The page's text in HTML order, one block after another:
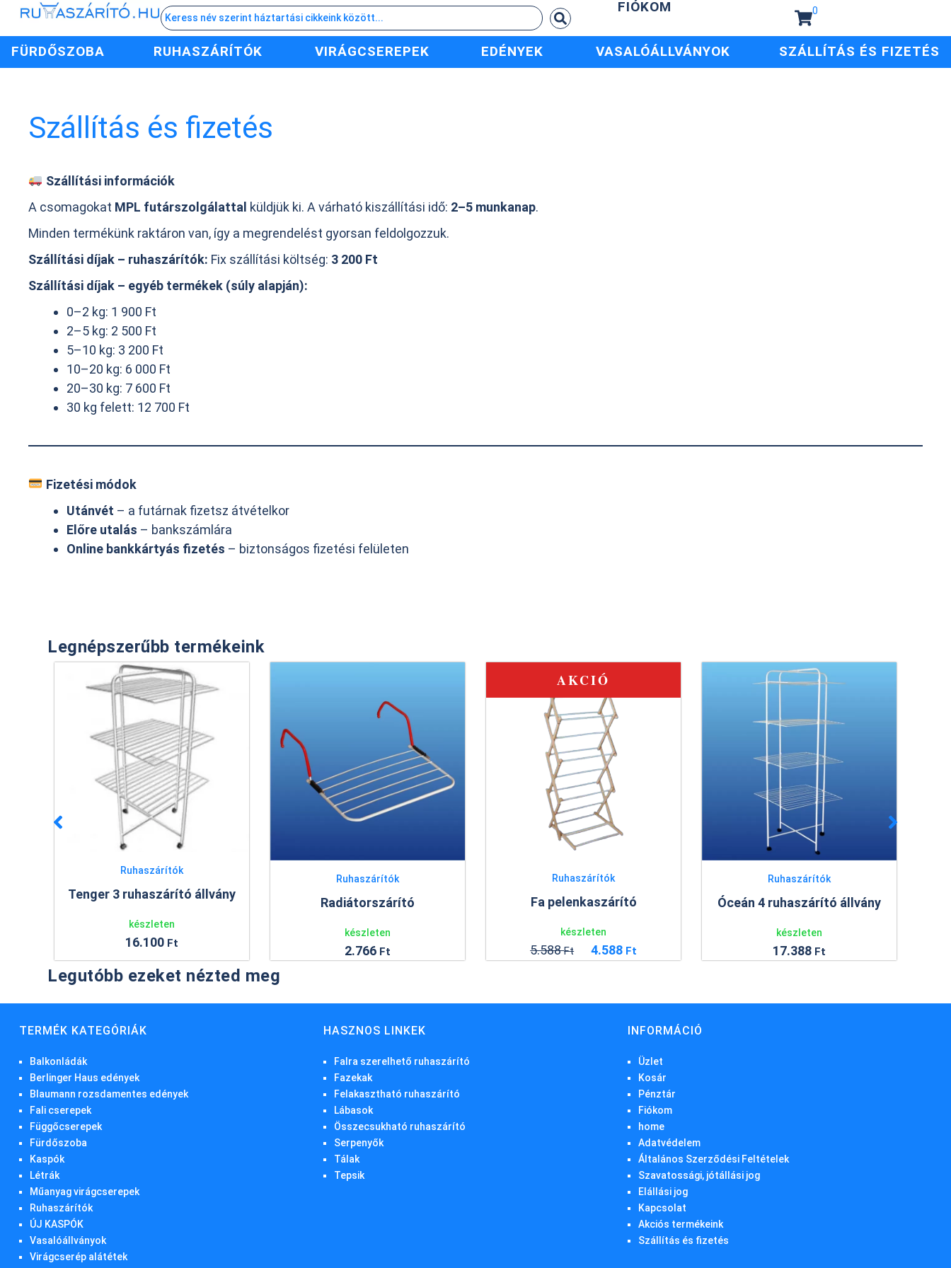
FIÓKOM 0
FÜRDŐSZOBA RUHASZÁRÍTÓK VIRÁGCSEREPEK EDÉNYEK VASALÓÁLLVÁNYOK SZÁLLÍTÁS ÉS FIZETÉS
Szállítás és fizetés
Szállítási információk
A csomagokat MPL futárszolgálattal küldjük ki. A várható kiszállítási idő: 2–5 munkanap.
Minden termékünk raktáron van, így a megrendelést gyorsan feldolgozzuk.
Szállítási díjak – ruhaszárítók: Fix szállítási költség: 3 200 Ft
Szállítási díjak – egyéb termékek (súly alapján):
0–2 kg: 1 900 Ft
2–5 kg: 2 500 Ft
5–10 kg: 3 200 Ft
10–20 kg: 6 000 Ft
20–30 kg: 7 600 Ft
30 kg felett: 12 700 Ft
Fizetési módok
Utánvét – a futárnak fizetsz átvételkor
Előre utalás – bankszámlára
Online bankkártyás fizetés – biztonságos fizetési felületen
Legnépszerűbb termékeink
Ruhaszárítók
Tenger 3 ruhaszárító állvány
készleten
16.100 Ft
Ruhaszárítók
Radiátorszárító
készleten
2.766 Ft
AKCIÓ
Ruhaszárítók
Fa pelenkaszárító
készleten
5.588Ft 4.588 Ft
Ruhaszárítók
Óceán 4 ruhaszárító állvány
készleten
17.388 Ft
Legutóbb ezeket nézted meg
TERMÉK KATEGÓRIÁK
Balkonládák
Berlinger Haus edények
Blaumann rozsdamentes edények
Fali cserepek
Függőcserepek
Fürdőszoba
Kaspók
Létrák
Műanyag virágcserepek
Ruhaszárítók
ÚJ KASPÓK
Vasalóállványok
Virágcserép alátétek
HASZNOS LINKEK
Falra szerelhető ruhaszárító
Fazekak
Felakasztható ruhaszárító
Lábasok
Összecsukható ruhaszárító
Serpenyők
Tálak
Tepsik
INFORMÁCIÓ
Üzlet
Kosár
Pénztár
Fiókom
home
Adatvédelem
Általános Szerződési Feltételek
Szavatossági, jótállási jog
Elállási jog
Kapcsolat
Akciós termékeink
Szállítás és fizetés